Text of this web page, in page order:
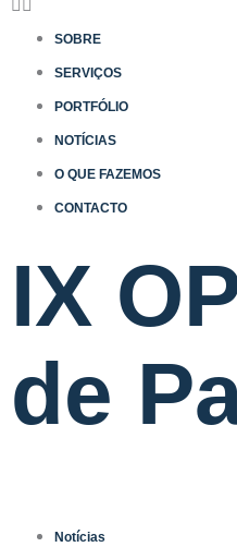
SOBRE
SERVIÇOS
PORTFÓLIO
NOTÍCIAS
O QUE FAZEMOS
CONTACTO
IX
de
Notícias